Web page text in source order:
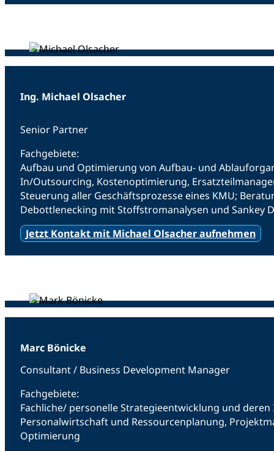
Ing. Michael Olsacher
Senior Partner
Fachgebiete:
Aufbau und Optimierung von Aufbau- und
In/Outsourcing, Kostenoptimierung,
Steuerung aller Geschäftsprozesse eines KMU;
Debottlenecking mit Stoffstromanalysen und Sankey
Jetzt Kontakt mit Michael Olsacher aufnehmen
Marc Bönicke
Consultant / Business Development Manager
Fachgebiete:
Fachliche/ personelle Strategieentwicklung und
Personalwirtschaft und Ressourcenplanung,
Optimierung